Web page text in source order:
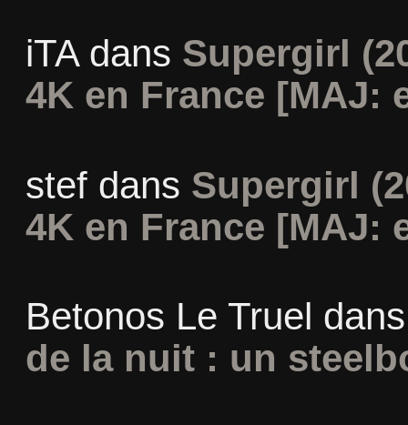
iTAdans Supergirl
4K en France [MAJ:
stefdans Supergirl
4K en France [MAJ:
Betonos Le Truel
de la nuit : un